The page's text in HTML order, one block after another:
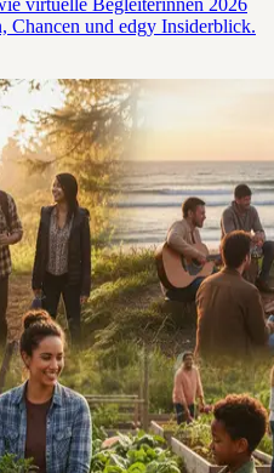
Chancen und edgy Insiderblick.